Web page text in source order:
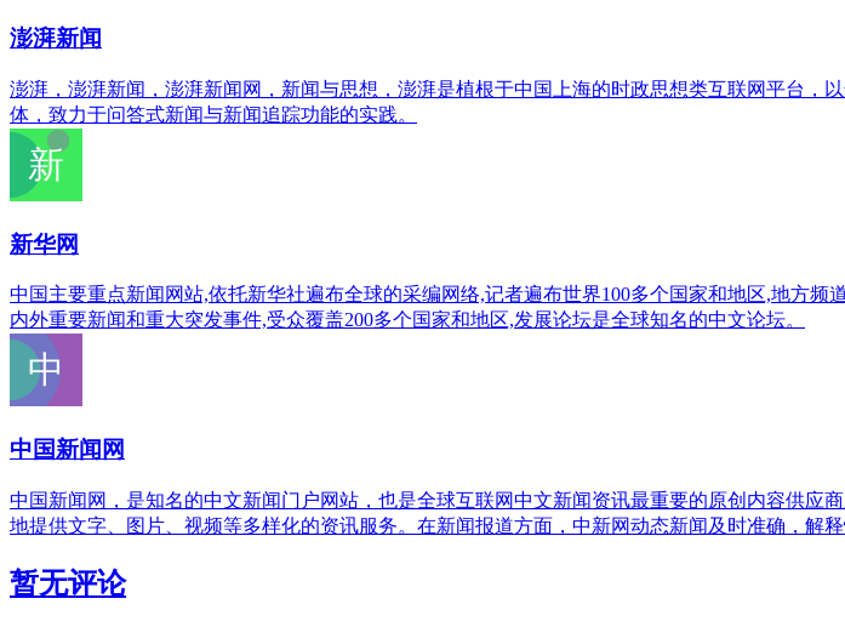
澎湃新闻
澎湃，澎湃新闻，澎湃新闻网，新闻与思想，澎湃是植根于中国上海的时政思想类互联网平台
体，致力于问答式新闻与新闻追踪功能的实践。
新华网
中国主要重点新闻网站,依托新华社遍布全球的采编网络,记者遍布世界100多个国家和地区,地方
内外重要新闻和重大突发事件,受众覆盖200多个国家和地区,发展论坛是全球知名的中文论坛。
中国新闻网
中国新闻网，是知名的中文新闻门户网站，也是全球互联网中文新闻资讯最重要的原创内容供应
地提供文字、图片、视频等多样化的资讯服务。在新闻报道方面，中新网动态新闻及时准确，解
暂无评论